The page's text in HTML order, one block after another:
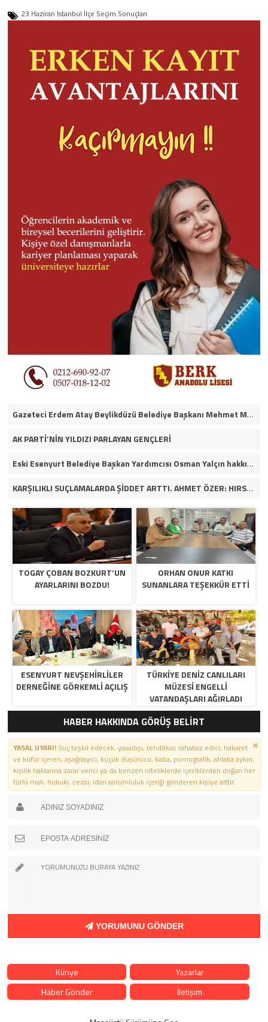
23 Haziran İstanbul İlçe Seçim Sonuçları
Gazeteci Erdem Atay Beylikdüzü Belediye Başkanı Mehmet Murat Çalık’ın itirafçı olacağını iddia etti.
AK PARTİ’NİN YILDIZI PARLAYAN GENÇLERİ
Eski Esenyurt Belediye Başkan Yardımcısı Osman Yalçın hakkında yakalama kararı
KARŞILIKLI SUÇLAMALARDA ŞİDDET ARTTI. AHMET ÖZER: HIRSIZ HANGİ PARTİDEN OLURSA OLSUN İFŞA EDERİM. VİDEOLU HABER
TOGAY ÇOBAN BOZKURT’UN
AYARLARINI BOZDU!
ORHAN ONUR KATKI
SUNANLARA TEŞEKKÜR ETTİ
ESENYURT NEVŞEHİRLİLER
DERNEĞİNE GÖRKEMLİ AÇILIŞ
TÜRKİYE DENİZ CANLILARI
MÜZESİ ENGELLİ
VATANDAŞLARI AĞIRLADI
HABER HAKKINDA GÖRÜŞ BELİRT
YASAL UYARI! Suç teşkil edecek, yasadışı, tehditkar, rahatsız edici, hakaret
ve küfür içeren, aşağılayıcı, küçük düşürücü, kaba, pornografik, ahlaka aykırı,
kişilik haklarına zarar verici ya da benzeri niteliklerde içeriklerden doğan her
türlü mali, hukuki, cezai, idari sorumluluk içeriği gönderen kişiye aittir.
YORUMUNU GÖNDER
Künye
Yazarlar
Haber Gönder
İletişim